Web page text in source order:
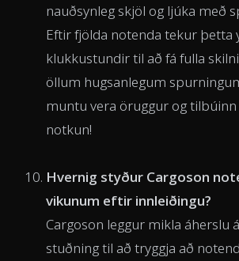
nauðsynleg skjöl og ljúka með
Eftir fjölda notenda tekur þetta
klukkustundir til að fá fulla
öllum hugsanlegum
muntu vera öruggur og tilbúinn
notkun!
Hvernig styður Cargoson
vikunum eftir innleiðingu?
Cargoson leggur mikla áherslu
stuðning til að tryggja að